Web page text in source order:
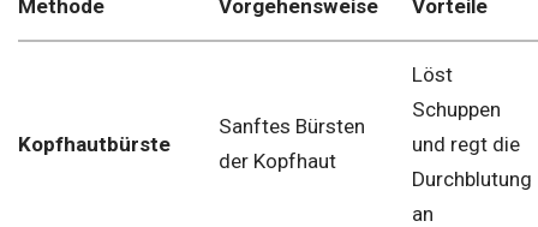
Methode Vorgehensweise Vorteile
Kopfhautbürste
Sanftes Bürsten
der Kopfhaut
Löst
Schuppen
und regt die
Durchblutung
an